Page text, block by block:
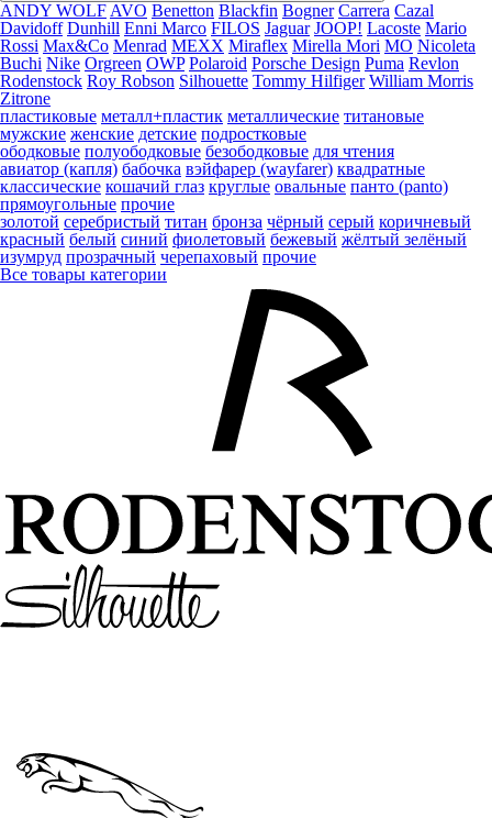
ANDY WOLF AVO Benetton Blackfin Bogner Carrera Cazal
Davidoff Dunhill Enni Marco FILOS Jaguar JOOP! Lacoste Mario
Rossi Max&Co Menrad MEXX Miraflex Mirella Mori MO Nicoleta
Buchi Nike Orgreen OWP Polaroid Porsche Design Puma Revlon
Rodenstock Roy Robson Silhouette Tommy Hilfiger William Morris
Zitrone
пластиковые металл+пластик металлические титановые
мужские женские детские подростковые
ободковые полуободковые безободковые для чтения
авиатор (капля) бабочка вэйфарер (wayfarer) квадратные
классические кошачий глаз круглые овальные панто (panto)
прямоугольные прочие
золотой серебристый титан бронза чёрный серый коричневый
красный белый синий фиолетовый бежевый жёлтый зелёный
изумруд прозрачный черепаховый прочие
Все товары категории